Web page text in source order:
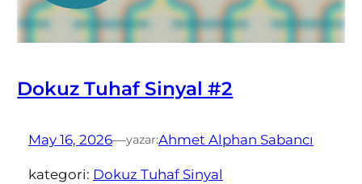
Dokuz Tuhaf Sinyal #2
May 16, 2026—yazar:Ahmet Alphan Sabancı
kategori: Dokuz Tuhaf Sinyal